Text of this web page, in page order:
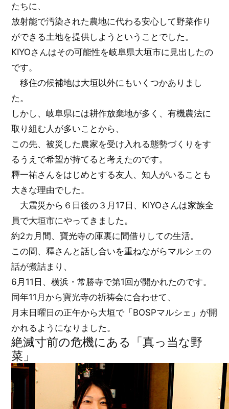
たちに、
放射能で汚染された農地に代わる安心して野菜作り
ができる土地を提供しようということでした。
KIYOさんはその可能性を岐阜県大垣市に見出したの
です。
移住の候補地は大垣以外にもいくつかありまし
た。
しかし、岐阜県には耕作放棄地が多く、有機農法に
取り組む人が多いことから、
この先、被災した農家を受け入れる態勢づくりをす
るうえで希望が持てると考えたのです。
釋一祐さんをはじめとする友人、知人がいることも
大きな理由でした。
大震災から６日後の３月17日、KIYOさんは家族全
員で大垣市にやってきました。
約2カ月間、寶光寺の庫裏に間借りしての生活。
この間、釋さんと話し合いを重ねながらマルシェの
話が煮詰まり、
6月11日、横浜・常勝寺で第1回が開かれたのです。
同年11月から寶光寺の祈祷会に合わせて、
月末日曜日の正午から大垣で「BOSPマルシェ」が開
かれるようになりました。
絶滅寸前の危機にある「真っ当な野
菜」